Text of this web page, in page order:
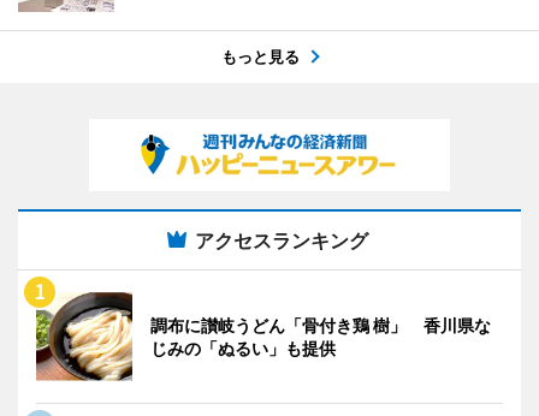
もっと見る
アクセスランキング
調布に讃岐うどん「骨付き鶏 樹」 香川県な
じみの「ぬるい」も提供